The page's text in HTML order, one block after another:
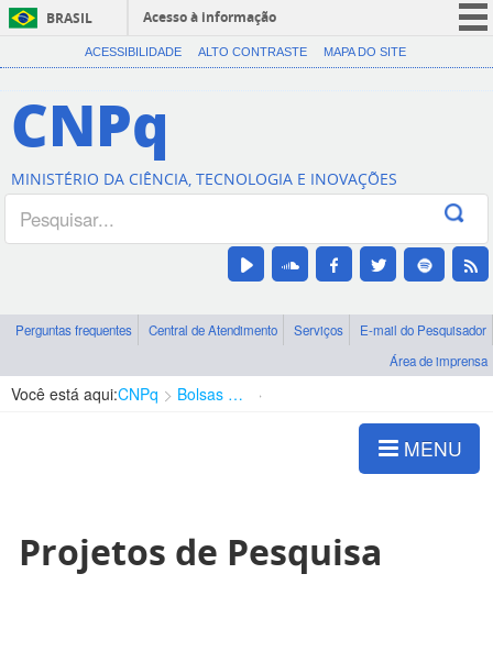
BRASIL
Acesso à informação
CORONAVÍRUS (COVID-19)
Canais
ACESSIBILIDADE ALTO CONTRASTE MAPA DO SITE
CNPq
MINISTÉRIO DA CIÊNCIA, TECNOLOGIA E INOVAÇÕES
Perguntas frequentes Central de Atendimento Serviços
E-mail do Pesquisador
Área de imprensa
Você está aqui:CNPq Bolsas e Auxílios Vigentes
MENU
Projetos de Pesquisa